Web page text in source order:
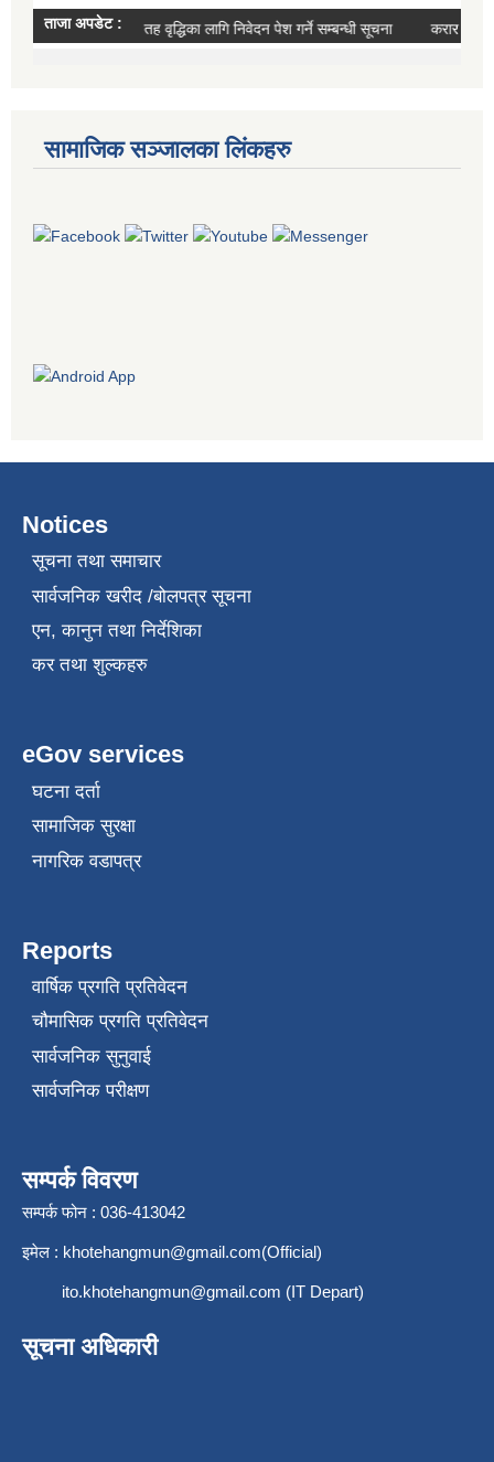
सामाजिक सञ्जालका लिंकहरु
Notices
सूचना तथा समाचार
सार्वजनिक खरीद /बोलपत्र सूचना
एन, कानुन तथा निर्देशिका
कर तथा शुल्कहरु
eGov services
घटना दर्ता
सामाजिक सुरक्षा
नागरिक वडापत्र
Reports
वार्षिक प्रगति प्रतिवेदन
चौमासिक प्रगति प्रतिवेदन
सार्वजनिक सुनुवाई
सार्वजनिक परीक्षण
सम्पर्क विवरण
सम्पर्क फोन : 036-413042
इमेल : khotehangmun@gmail.com(Official)
ito.khotehangmun@gmail.com (IT Depart)
सूचना अधिकारी